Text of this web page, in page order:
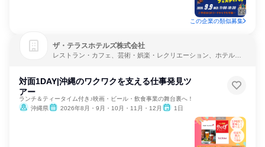
この企業の類似募集
ザ・テラスホテルズ株式会社
レストラン・カフェ、芸術・娯楽・レクリエーション、ホテル・
対面1DAY|沖縄のワクワクを支える仕事発見ツ
アー
ランチ＆ティータイム付き♪映画・ビール・飲食事業の舞台裏へ！
沖縄県
2026年8月・9月・10月・11月・12月 1日